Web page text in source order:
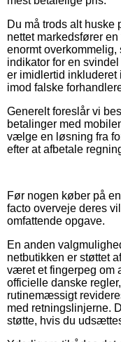
Du må trods alt huske
nettet markedsfører
enormt
indikator for en
er imidlertid inkluderet
imod falske
Generelt foreslår vi
betalinger med
vælge en løsning fra
efter at afbetale
Før nogen køber på
facto overveje deres
omfattende opgave.
En anden
netbutikken er støttet
været et fingerpeg om
officielle danske
rutinemæssigt
med retningslinjerne.
støtte, hvis du